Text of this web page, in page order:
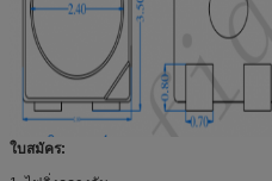
ใบสมัคร: